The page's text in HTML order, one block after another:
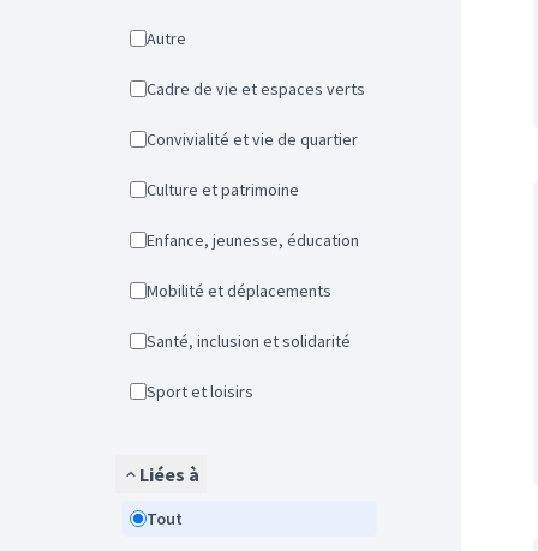
Autre
Cadre de vie et espaces verts
Convivialité et vie de quartier
Culture et patrimoine
Enfance, jeunesse, éducation
Mobilité et déplacements
Santé, inclusion et solidarité
Sport et loisirs
Liées à
Tout